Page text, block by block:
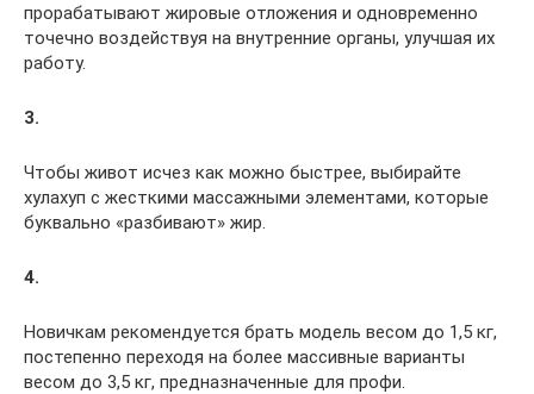
прорабатывают жировые отложения и одновременно
точечно воздействуя на внутренние органы, улучшая их
работу.
3.
Чтобы живот исчез как можно быстрее, выбирайте
хулахуп с жесткими массажными элементами, которые
буквально «разбивают» жир.
4.
Новичкам рекомендуется брать модель весом до 1,5 кг,
постепенно переходя на более массивные варианты
весом до 3,5 кг, предназначенные для профи.